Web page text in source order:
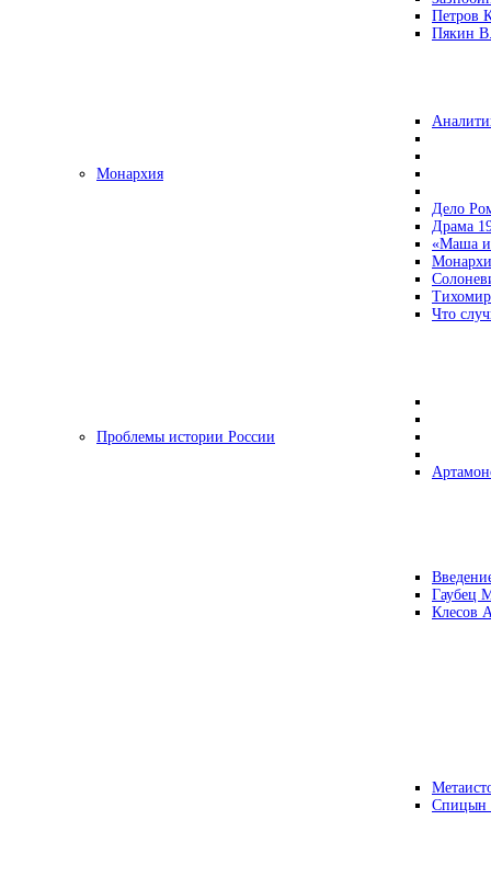
Петров
Пякин
Монархия
Дело
Драма
«Маша и
Что
Проблемы истории России
Гаубец
Клесов